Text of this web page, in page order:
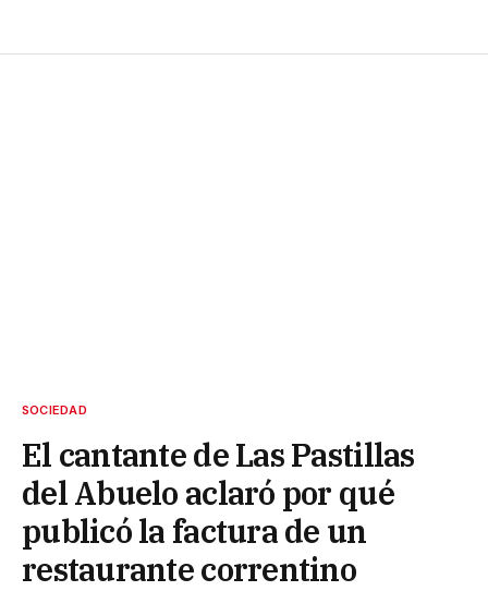
SOCIEDAD
El cantante de Las Pastillas
del Abuelo aclaró por qué
publicó la factura de un
restaurante correntino